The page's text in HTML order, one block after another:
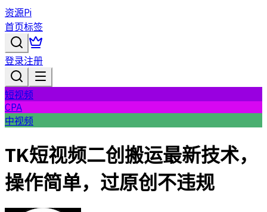
资源Pi
首页标签
登录注册
短视频
CPA
中视频
TK短视频二创搬运最新技术，
操作简单，过原创不违规